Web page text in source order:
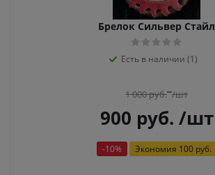
Брелок Сильвер Стайл
Есть в наличии (1)
1 000руб. /шт
900 руб. /шт
-10% Экономия 100 руб.